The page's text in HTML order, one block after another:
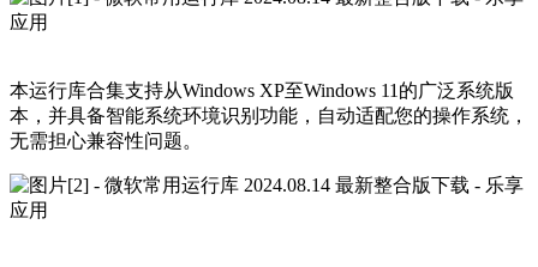
本运行库合集支持从Windows XP至Windows 11的广泛系统版
本，并具备智能系统环境识别功能，自动适配您的操作系统，
无需担心兼容性问题。